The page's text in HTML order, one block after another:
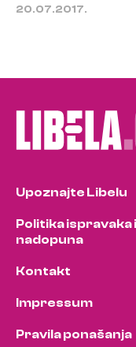
20.07.2017.
Upoznajte Libelu
Politika ispravaka i
nadopuna
Kontakt
Impressum
Pravila ponašanja